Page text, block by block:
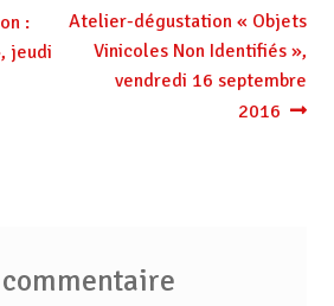
:
jeudi
Article
suivant :
Atelier-dégustation « Objets
Vinicoles Non Identifiés »,
vendredi 16 septembre
2016